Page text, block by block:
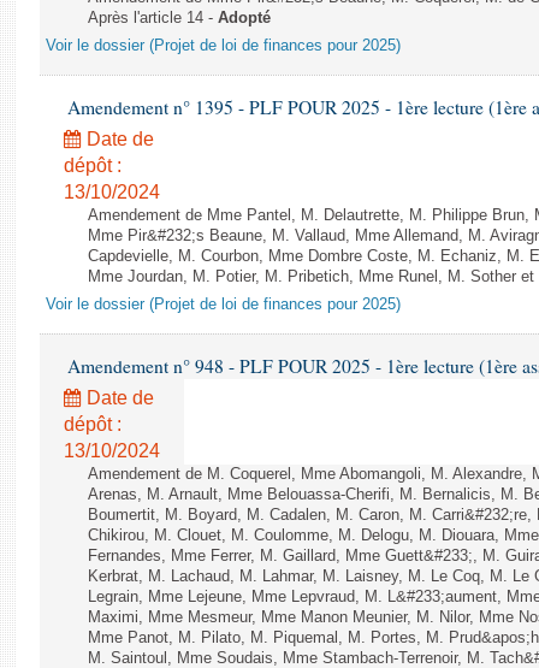
Après l'article 14 - Adopté
Voir le dossier (Projet de loi de finances pour 2025)
Amendement n° 1395 - PLF POUR 2025 - 1ère lecture (1ère
Date de
dépôt :
13/10/2024
Amendement de Mme Pantel, M. Delautrette, M. Philippe
Mme Pir&#232;s Beaune, M. Vallaud, Mme Allemand, M.
Capdevielle, M. Courbon, Mme Dombre Coste, M. Echaniz, M.
Mme Jourdan, M. Potier, M. Pribetich, Mme Runel, M. Sother
Voir le dossier (Projet de loi de finances pour 2025)
Amendement n° 948 - PLF POUR 2025 - 1ère lecture (1ère
Date de
dépôt :
13/10/2024
Amendement de M. Coquerel, Mme Abomangoli, M. Alexandre,
Arenas, M. Arnault, Mme Belouassa-Cherifi, M. Bernalicis, M.
Boumertit, M. Boyard, M. Cadalen, M. Caron, M.
Chikirou, M. Clouet, M. Coulomme, M. Delogu, M. Diouara,
Fernandes, Mme Ferrer, M. Gaillard, Mme Guett&#233;, M.
Kerbrat, M. Lachaud, M. Lahmar, M. Laisney, M. Le Coq, M. Le
Legrain, Mme Lejeune, Mme Lepvraud, M. L&#233;aument,
Maximi, Mme Mesmeur, Mme Manon Meunier, M. Nilor, Mme
Mme Panot, M. Pilato, M. Piquemal, M. Portes, M.
M. Saintoul, Mme Soudais, Mme Stambach-Terrenoir, M.